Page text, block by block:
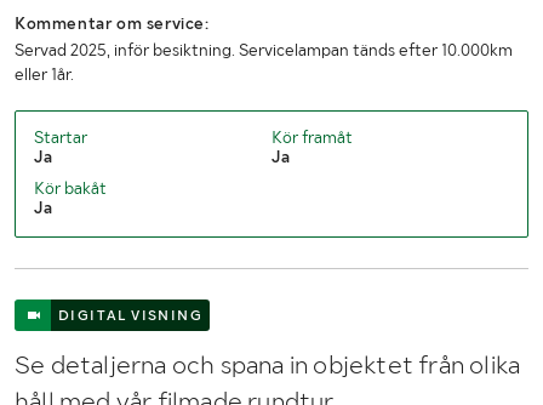
Längd (mm)
Bredd (mm)
Kommentar om service:
Servad 2025, inför besiktning. Servicelampan tänds efter 10.000km
eller 1år.
Startar
Ja
Kör framåt
Ja
Kör bakåt
Ja
DIGITAL VISNING
Se detaljerna och spana in objektet från olika